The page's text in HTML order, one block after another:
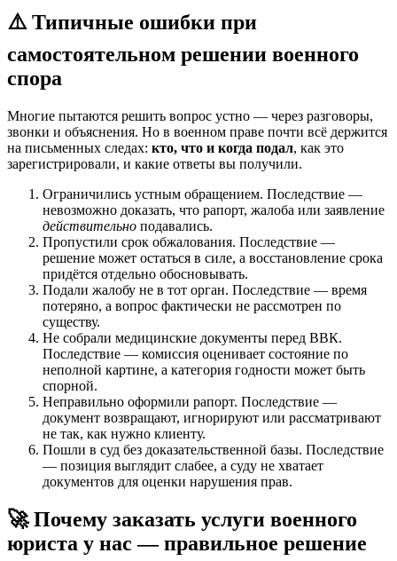
⚠️ Типичные ошибки при
самостоятельном решении военного
спора
Многие пытаются решить вопрос устно — через разговоры,
звонки и объяснения. Но в военном праве почти всё держится
на письменных следах: кто, что и когда подал, как это
зарегистрировали, и какие ответы вы получили.
Ограничились устным обращением. Последствие —
невозможно доказать, что рапорт, жалоба или заявление
действительно подавались.
Пропустили срок обжалования. Последствие —
решение может остаться в силе, а восстановление срока
придётся отдельно обосновывать.
Подали жалобу не в тот орган. Последствие — время
потеряно, а вопрос фактически не рассмотрен по
существу.
Не собрали медицинские документы перед ВВК.
Последствие — комиссия оценивает состояние по
неполной картине, а категория годности может быть
спорной.
Неправильно оформили рапорт. Последствие —
документ возвращают, игнорируют или рассматривают
не так, как нужно клиенту.
Пошли в суд без доказательственной базы. Последствие
— позиция выглядит слабее, а суду не хватает
документов для оценки нарушения прав.
🚀 Почему заказать услуги военного
юриста у нас — правильное решение